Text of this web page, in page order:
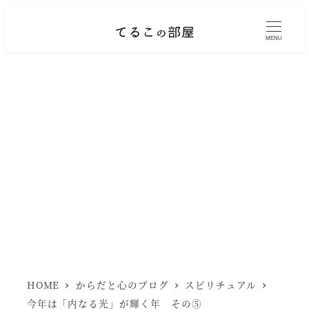
MENU
HOME からだと心のブログ
スピリチュアル
今年は「内なる光」が輝く年 その⑤